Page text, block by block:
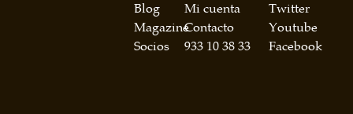
Blog
Magazine
Socios
Mi cuenta
Contacto
933 10 38 33
Twitter
Youtube
Facebook